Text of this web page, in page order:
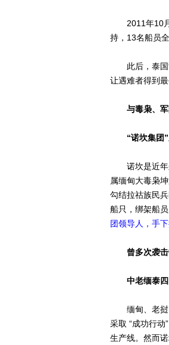
2011年10月5
持，13名船员
此后，泰国警
让遇难者得到最
与毒枭、军
“诺坎集团”
诺坎是近年来
属缅甸大毒枭
勾结拉祜族民
船只，绑架船员
团领导人，手
曾多次袭击
中老缅泰四
缅甸、老挝
采取 “成功行
生产线。然而